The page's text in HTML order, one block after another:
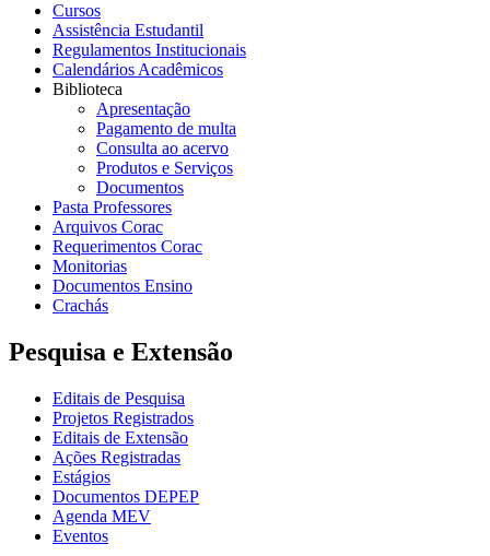
Cursos
Assistência Estudantil
Regulamentos Institucionais
Calendários Acadêmicos
Biblioteca
Apresentação
Pagamento de multa
Consulta ao acervo
Produtos e Serviços
Documentos
Pasta Professores
Arquivos Corac
Requerimentos Corac
Monitorias
Documentos Ensino
Crachás
Pesquisa e Extensão
Editais de Pesquisa
Projetos Registrados
Editais de Extensão
Ações Registradas
Estágios
Documentos DEPEP
Agenda MEV
Eventos